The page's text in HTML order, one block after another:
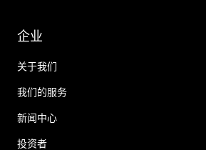
企业
关于我们
我们的服务
新闻中心
投资者